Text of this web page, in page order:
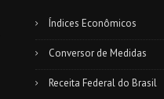
Índices Econômicos
Conversor de Medidas
Receita Federal do Brasil